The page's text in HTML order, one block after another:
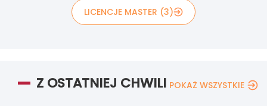
LICENCJE MASTER (3)
Z OSTATNIEJ CHWILI POKAŻ WSZYSTKIE